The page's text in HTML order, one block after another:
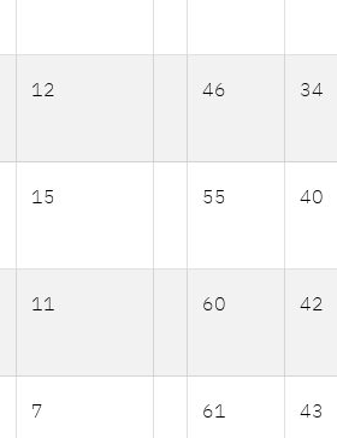
12 46 34
15 55 40
11 60 42
7 61 43